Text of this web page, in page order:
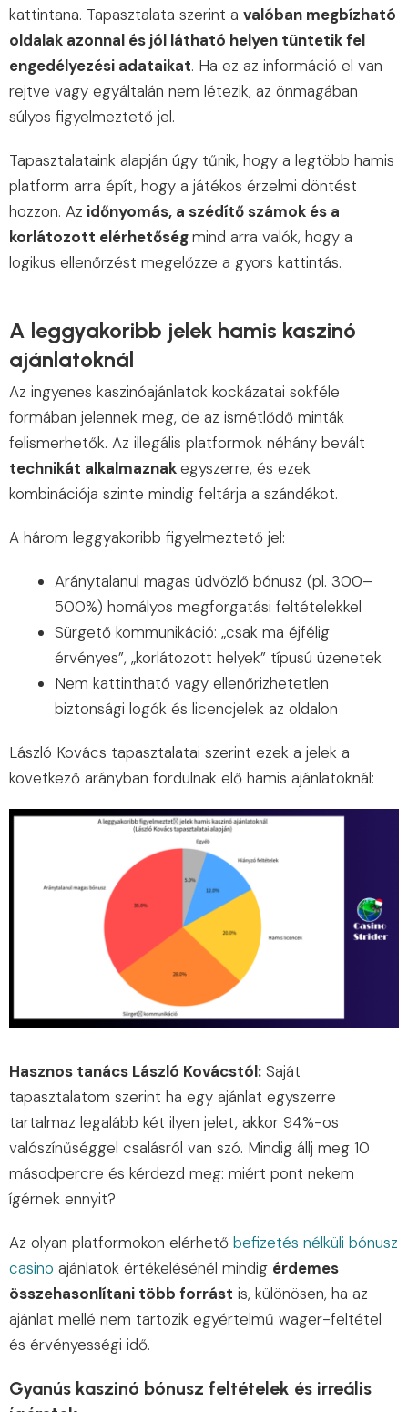
kattintana. Tapasztalata szerint a valóban megbízható
oldalak azonnal és jól látható helyen tüntetik fel
engedélyezési adataikat. Ha ez az információ el van
rejtve vagy egyáltalán nem létezik, az önmagában
súlyos figyelmeztető jel.
Tapasztalataink alapján úgy tűnik, hogy a legtöbb hamis
platform arra épít, hogy a játékos érzelmi döntést
hozzon. Az időnyomás, a szédítő számok és a
korlátozott elérhetőségmind arra valók, hogy a
logikus ellenőrzést megelőzze a gyors kattintás.
A leggyakoribb jelek hamis kaszinó
ajánlatoknál
Az ingyenes kaszinóajánlatok kockázatai sokféle
formában jelennek meg, de az ismétlődő minták
felismerhetők. Az illegális platformok néhány bevált
technikát alkalmaznakegyszerre, és ezek
kombinációja szinte mindig feltárja a szándékot.
A három leggyakoribb figyelmeztető jel:
Aránytalanul magas üdvözlő bónusz (pl. 300–
500%) homályos megforgatási feltételekkel
Sürgető kommunikáció: „csak ma éjfélig
érvényes”, „korlátozott helyek” típusú üzenetek
Nem kattintható vagy ellenőrizhetetlen
biztonsági logók és licencjelek az oldalon
László Kovács tapasztalatai szerint ezek a jelek a
következő arányban fordulnak elő hamis ajánlatoknál:
Hasznos tanács László Kovácstól: Saját
tapasztalatom szerint ha egy ajánlat egyszerre
tartalmaz legalább két ilyen jelet, akkor 94%-os
valószínűséggel csalásról van szó. Mindig állj meg 10
másodpercre és kérdezd meg: miért pont nekem
ígérnek ennyit?
Az olyan platformokon elérhető befizetés nélküli bónusz
casino ajánlatok értékelésénél mindig érdemes
összehasonlítani több forrást is, különösen, ha az
ajánlat mellé nem tartozik egyértelmű wager-feltétel
és érvényességi idő.
Gyanús kaszinó bónusz feltételek és irreális